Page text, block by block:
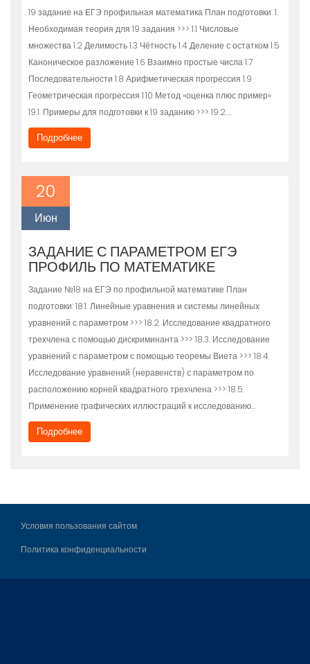
19 задание на ЕГЭ профильная математика План подготовки: 1.
Необходимая теория для 19 задания >>> 1.1 Числовые
множества 1.2 Делимость 1.3 Чётность 1.4 Деление с остатком 1.5
Каноническое разложение 1.6 Взаимно простые числа 1.7
Последовательности 1.8 Арифметическая прогрессия 1.9
Геометрическая прогрессия 1.10 Метод «оценка плюс пример»
19.1. Примеры для подготовки к 19 заданию >>> 19.2….
Подробнее
20
Июн
ЗАДАНИЕ С ПАРАМЕТРОМ ЕГЭ
ПРОФИЛЬ ПО МАТЕМАТИКЕ
Задание №18 на ЕГЭ по профильной математике План
подготовки: 18.1. Линейные уравнения и системы линейных
уравнений с параметром >>> 18.2. Исследование квадратного
трехчлена с помощью дискриминанта >>> 18.3. Исследование
уравнений с параметром с помощью теоремы Виета >>> 18.4.
Исследование уравнений (неравенств) с параметром по
расположению корней квадратного трехчлена >>> 18.5.
Применение графических иллюстраций к исследованию…
Подробнее
Условия пользования сайтом
Политика конфиденциальности